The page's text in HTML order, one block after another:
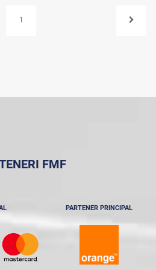
1
FMF
PARTENER PRINCIPAL